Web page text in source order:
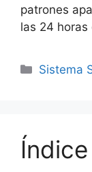
patrones
las 24 horas
Sistema
Índice